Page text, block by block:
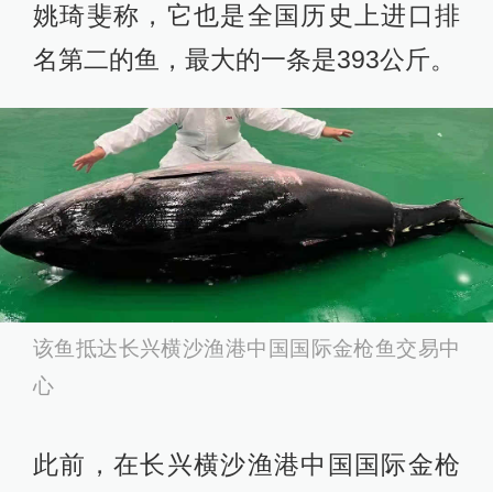
姚琦斐称，它也是全国历史上进口排
名第二的鱼，最大的一条是393公斤。
该鱼抵达长兴横沙渔港中国国际金枪鱼交易中
心
此前，在长兴横沙渔港中国国际金枪